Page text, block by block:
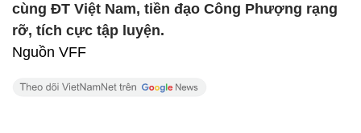
cùng ĐT Việt Nam, tiền đạo Công Phượng rạng
rỡ, tích cực tập luyện.
Nguồn VFF